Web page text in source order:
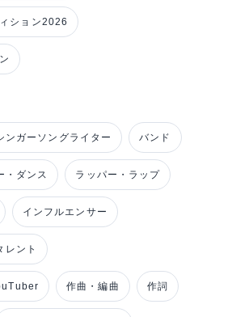
ション2026
ンガーソングライター バンド
・ダンス ラッパー・ラップ
インフルエンサー
ント
作曲・編曲 作詞